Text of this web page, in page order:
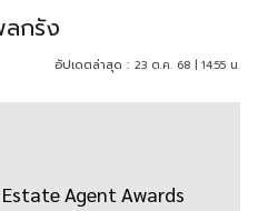
ลกรัง
อัปเดตล่าสุด : 23 ต.ค. 68 | 14:55 น.
Agent Awards